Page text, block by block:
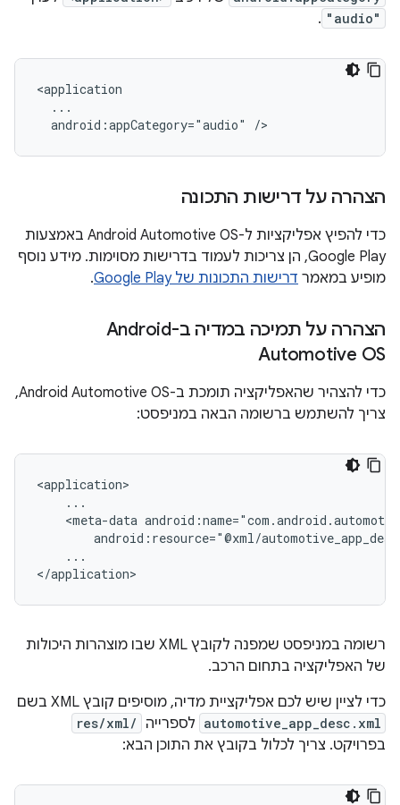
"audio"
.
android:appCategory="audio"
הצהרה על דרישות התכונה
כדי להפיץ אפליקציות ל-Android Automotive OS באמצעות
Google Play, הן צריכות לעמוד בדרישות מסוימות. מידע נוסף
מופיע במאמר דרישות התכונות של Google Play .
הצהרה על תמיכה במדיה ב-Android
Automotive OS
כדי להצהיר שהאפליקציה תומכת ב-Android Automotive OS,
צריך להשתמש ברשומה הבאה במניפסט:
<meta-data
...
רשומה במניפסט שמפנה לקובץ XML שבו מוצהרות היכולות
של האפליקציה בתחום הרכב.
כדי לציין שיש לכם אפליקציית מדיה, מוסיפים קובץ XML בשם
automotive_app_desc.xml לספרייה res/xml/
בפרויקט. צריך לכלול בקובץ את התוכן הבא: